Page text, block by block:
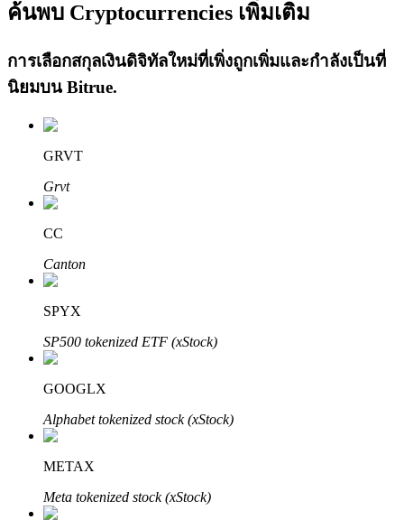
คว้าผลกำไรระยะยาวและผลประโยชน์ที่ยืดหยุ่น
เรียนรู้ Staking
เรียนรู้เกี่ยวกับการสร้างรายได้แบบพาสซีฟ
Bitrue
พันธมิตร Bitrue
ค้นพบ Cryptocurrencies เพิ่มเติม
การเลือกสกุลเงินดิจิทัลใหม่ที่เพิ่งถูกเพิ่มและกำลังเป็นที่
นิยมบน Bitrue.
GRVT
Grvt
CC
Canton
SPYX
SP500 tokenized ETF (xStock)
GOOGLX
Alphabet tokenized stock (xStock)
METAX
Meta tokenized stock (xStock)